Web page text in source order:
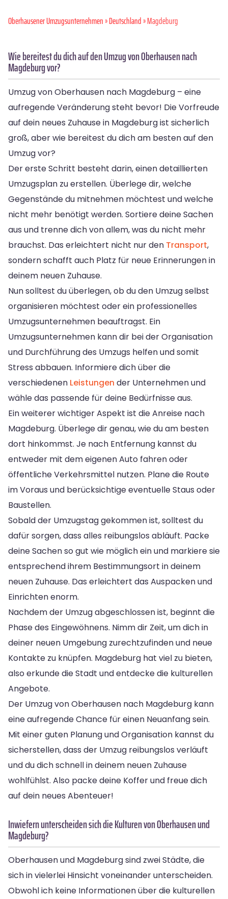
Oberhausener Umzugsunternehmen»Deutschland» Magdeburg
Wie bereitest du dich auf den Umzug von Oberhausen nach
Magdeburg vor?
Umzug von Oberhausen nach Magdeburg – eine
aufregende Veränderung steht bevor! Die Vorfreude
auf dein neues Zuhause in Magdeburg ist sicherlich
groß, aber wie bereitest du dich am besten auf den
Umzug vor?
Der erste Schritt besteht darin, einen detaillierten
Umzugsplan zu erstellen. Überlege dir, welche
Gegenstände du mitnehmen möchtest und welche
nicht mehr benötigt werden. Sortiere deine Sachen
aus und trenne dich von allem, was du nicht mehr
brauchst. Das erleichtert nicht nur den Transport,
sondern schafft auch Platz für neue Erinnerungen in
deinem neuen Zuhause.
Nun solltest du überlegen, ob du den Umzug selbst
organisieren möchtest oder ein professionelles
Umzugsunternehmen beauftragst. Ein
Umzugsunternehmen kann dir bei der Organisation
und Durchführung des Umzugs helfen und somit
Stress abbauen. Informiere dich über die
verschiedenen Leistungen der Unternehmen und
wähle das passende für deine Bedürfnisse aus.
Ein weiterer wichtiger Aspekt ist die Anreise nach
Magdeburg. Überlege dir genau, wie du am besten
dort hinkommst. Je nach Entfernung kannst du
entweder mit dem eigenen Auto fahren oder
öffentliche Verkehrsmittel nutzen. Plane die Route
im Voraus und berücksichtige eventuelle Staus oder
Baustellen.
Sobald der Umzugstag gekommen ist, solltest du
dafür sorgen, dass alles reibungslos abläuft. Packe
deine Sachen so gut wie möglich ein und markiere sie
entsprechend ihrem Bestimmungsort in deinem
neuen Zuhause. Das erleichtert das Auspacken und
Einrichten enorm.
Nachdem der Umzug abgeschlossen ist, beginnt die
Phase des Eingewöhnens. Nimm dir Zeit, um dich in
deiner neuen Umgebung zurechtzufinden und neue
Kontakte zu knüpfen. Magdeburg hat viel zu bieten,
also erkunde die Stadt und entdecke die kulturellen
Angebote.
Der Umzug von Oberhausen nach Magdeburg kann
eine aufregende Chance für einen Neuanfang sein.
Mit einer guten Planung und Organisation kannst du
sicherstellen, dass der Umzug reibungslos verläuft
und du dich schnell in deinem neuen Zuhause
wohlfühlst. Also packe deine Koffer und freue dich
auf dein neues Abenteuer!
Inwiefern unterscheiden sich die Kulturen von Oberhausen und
Magdeburg?
Oberhausen und Magdeburg sind zwei Städte, die
sich in vielerlei Hinsicht voneinander unterscheiden.
Obwohl ich keine Informationen über die kulturellen